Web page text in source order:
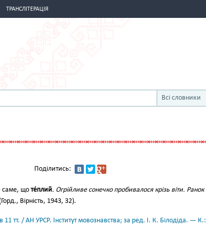
ТРАНСЛІТЕРАЦІЯ
Всі словники
Поділитись:
саме, що те́плий. Огрійливе сонечко пробивалося крізь віти. Ранок
Вірність, 1943, 32).
11 тт. / АН УРСР. Інститут мовознавства; за ред. І. К. Білодіда. — К.: